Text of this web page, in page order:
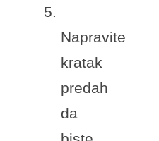
5.
Napravite
kratak
predah
da